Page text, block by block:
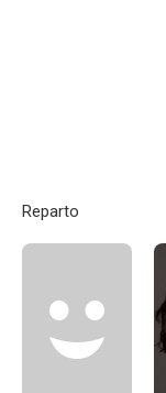
Reparto